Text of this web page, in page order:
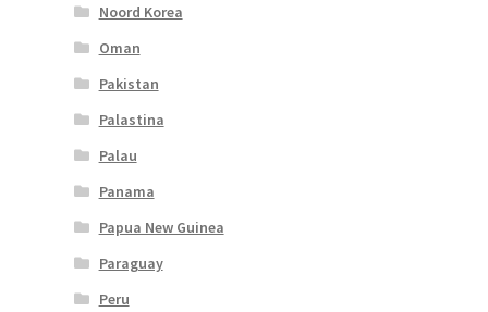
Noord Korea
Oman
Pakistan
Palastina
Palau
Panama
Papua New Guinea
Paraguay
Peru